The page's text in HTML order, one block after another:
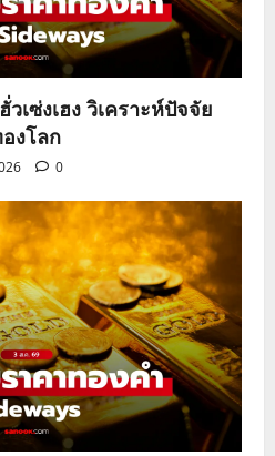
เซ่งเฮง วิเคราะห์ปัจจัย
งโลก
0